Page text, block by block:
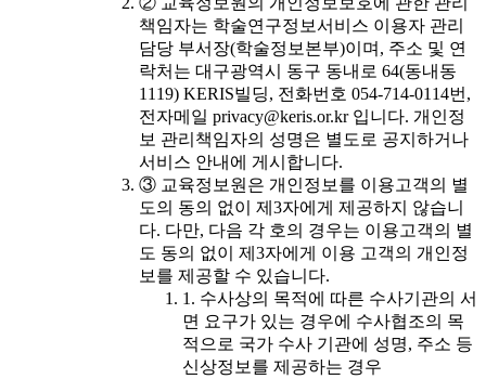
책임자는 학술연구정보서비스 이용자 관리
담당 부서장(학술정보본부)이며, 주소 및 연
락처는 대구광역시 동구 동내로 64(동내동
1119) KERIS빌딩, 전화번호 054-714-0114번,
전자메일 privacy@keris.or.kr 입니다. 개인정
보 관리책임자의 성명은 별도로 공지하거나
서비스 안내에 게시합니다.
③ 교육정보원은 개인정보를 이용고객의 별
도의 동의 없이 제3자에게 제공하지 않습니
다. 다만, 다음 각 호의 경우는 이용고객의 별
도 동의 없이 제3자에게 이용 고객의 개인정
보를 제공할 수 있습니다.
1. 수사상의 목적에 따른 수사기관의 서
면 요구가 있는 경우에 수사협조의 목
적으로 국가 수사 기관에 성명, 주소 등
신상정보를 제공하는 경우